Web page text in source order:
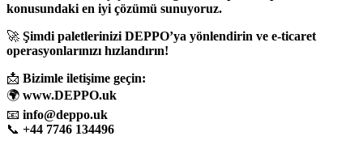
konusundaki en iyi çözümü sunuyoruz.
🚀 Şimdi paletlerinizi DEPPO’ya yönlendirin ve e-ticaret
operasyonlarınızı hızlandırın!
📩 Bizimle iletişime geçin:
🌍 www.DEPPO.uk
📧 info@deppo.uk
📞 +44 7746 134496